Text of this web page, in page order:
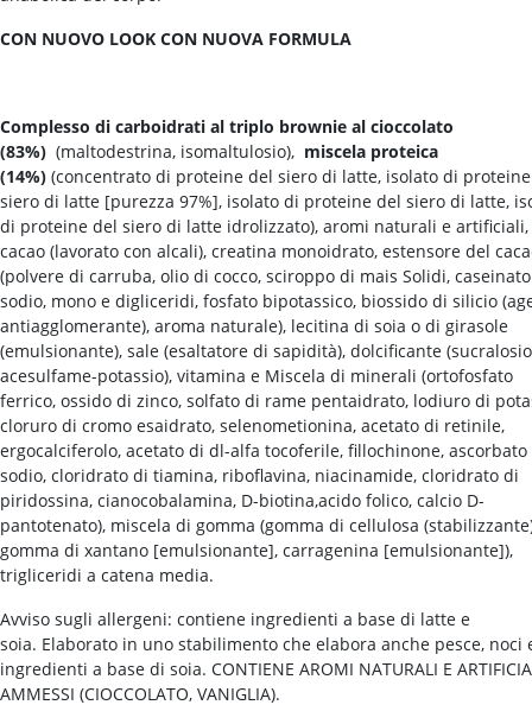
CON NUOVO LOOK CON NUOVA FORMULA
Complesso di carboidrati al triplo brownie al cioccolato
(83%) (maltodestrina, isomaltulosio), miscela proteica
(14%) (concentrato di proteine ​​del siero di latte, isolato di
siero di latte [purezza 97%], isolato di proteine ​​del siero di latte,
di proteine ​​del siero di latte idrolizzato), aromi naturali e artificiali,
cacao (lavorato con alcali), creatina monoidrato, estensore del
(polvere di carruba, olio di cocco, sciroppo di mais Solidi,
sodio, mono e digliceridi, fosfato bipotassico, biossido di silicio
antiagglomerante), aroma naturale), lecitina di soia o di girasole
(emulsionante), sale (esaltatore di sapidità), dolcificante
acesulfame-potassio), vitamina e Miscela di minerali (ortofosfato
ferrico, ossido di zinco, solfato di rame pentaidrato, lodiuro di
cloruro di cromo esaidrato, selenometionina, acetato di retinile,
ergocalciferolo, acetato di dl-alfa tocoferile, fillochinone,
sodio, cloridrato di tiamina, riboflavina, niacinamide, cloridrato di
piridossina, cianocobalamina, D-biotina,acido folico, calcio D-
pantotenato), miscela di gomma (gomma di cellulosa
gomma di xantano [emulsionante], carragenina [emulsionante]),
trigliceridi a catena media.
Avviso sugli allergeni: contiene ingredienti a base di latte e
soia. Elaborato in uno stabilimento che elabora anche pesce, noci
ingredienti a base di soia. CONTIENE AROMI NATURALI E
AMMESSI (CIOCCOLATO, VANIGLIA).